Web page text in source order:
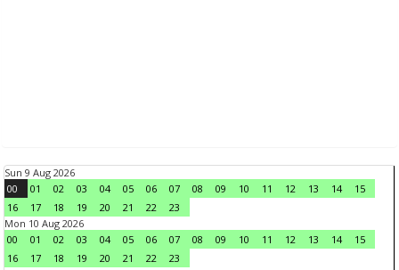
Sun 9 Aug 2026
00
01 02 03 04 05 06 07 08 09 10 11 12 13 14
15
16
17 18 19 20 21 22
23
Mon 10 Aug 2026
00
01 02 03 04 05 06 07 08 09 10 11 12 13 14
15
16
17 18 19 20 21 22
23